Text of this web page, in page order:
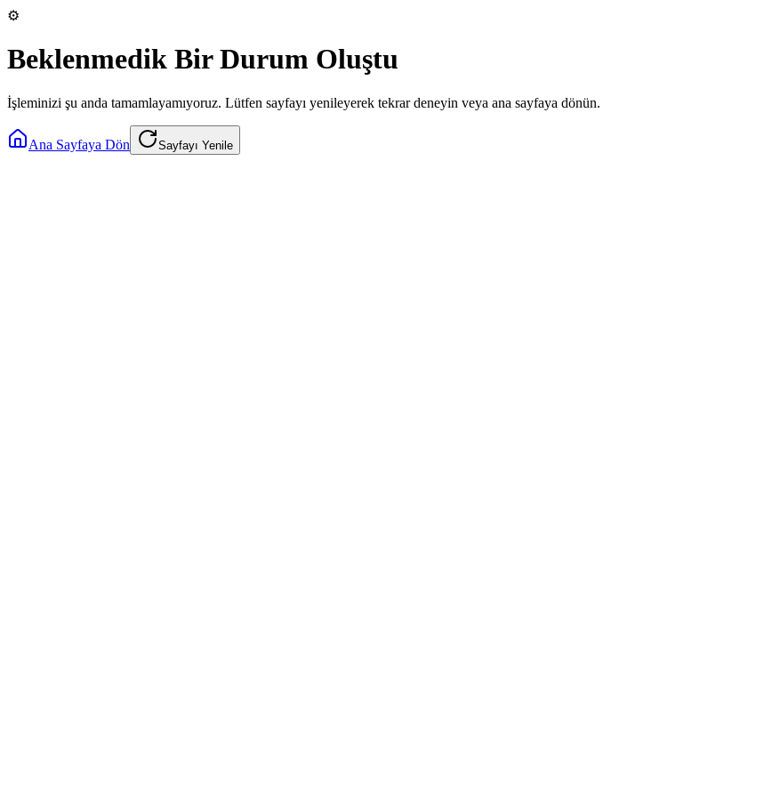
⚙️
Beklenmedik Bir Durum Oluştu
İşleminizi şu anda tamamlayamıyoruz. Lütfen sayfayı yenileyerek tekrar deneyin veya ana sayfaya dönün.
Ana Sayfaya Dön Sayfayı Yenile